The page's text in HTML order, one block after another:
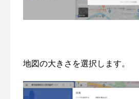
地図の大きさを選択します。